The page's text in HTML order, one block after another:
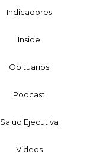
Indicadores
Inside
Obituarios
Podcast
Salud Ejecutiva
Videos